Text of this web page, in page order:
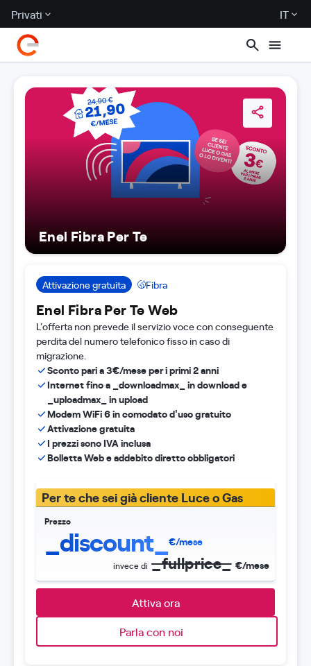
Privati IT
Enel Fibra Per Te
Attivazione gratuita Fibra
Enel Fibra Per Te Web
L’offerta non prevede il servizio voce con conseguente
perdita del numero telefonico fisso in caso di
migrazione.
Sconto pari a 3€/mese per i primi 2 anni
Internet fino a _downloadmax_ in download e
_uploadmax_ in upload
Modem WiFi 6 in comodato d'uso gratuito
Attivazione gratuita
I prezzi sono IVA inclusa
Bolletta Web e addebito diretto obbligatori
Per te che sei già cliente Luce o Gas
Prezzo
_discount_ €/mese
invece di _fullprice_ €/mese
Attiva ora
Parla con noi